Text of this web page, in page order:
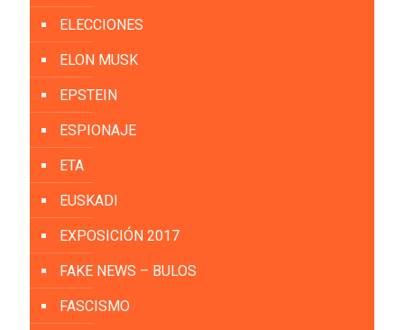
ELECCIONES
ELON MUSK
EPSTEIN
ESPIONAJE
ETA
EUSKADI
EXPOSICIÓN 2017
FAKE NEWS – BULOS
FASCISMO